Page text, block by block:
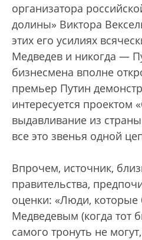
организатора
долины» Виктора
этих его усилиях
Медведев и никогда —
бизнесмена вполне
премьер Путин
интересуется проектом
выдавливание из
все это звенья одной
Впрочем, источник,
правительства,
оценки: «Люди,
Медведевым (когда тот
самого тронуть не